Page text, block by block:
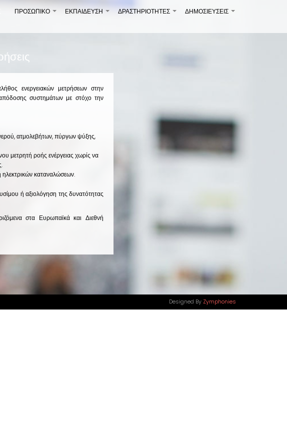
+
ΠΡΟΣΩΠΙΚΟ +
ΕΚΠΑΙΔΕΥΣΗ +
ΔΡΑΣΤΗΡΙΟΤΗΤΕΣ +
ΔΗΜΟΣΙΕΎΣΕΙΣ
ενεργειακών μετρήσεων στην
συστημάτων με στόχο την
ατμολεβήτων, πύργων ψύξης,
μετρητή ροής ενέργειας χωρίς να
ηλεκτρικών καταναλώσεων.
ή αξιολόγηση της δυνατότητας
στα Ευρωπαϊκά και Διεθνή
Designed By Zymphonies